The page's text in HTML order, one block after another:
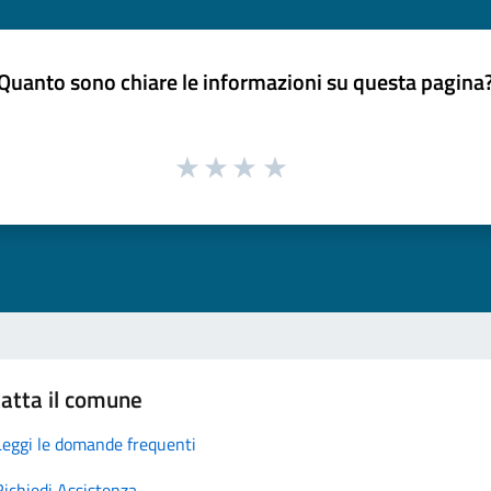
sono chiare le informazioni su questa
il comune
le domande frequenti